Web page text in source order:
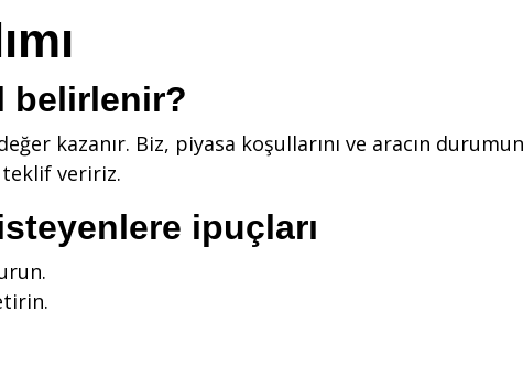
belirlenir?
kazanır. Biz, piyasa koşullarını ve aracın
veririz.
ipuçları